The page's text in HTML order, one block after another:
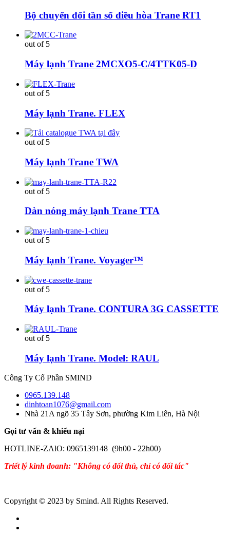
Bộ chuyển đổi tần số điều hòa Trane RT1
out of 5
Máy lạnh Trane 2MCXO5-C/4TTK05-D
out of 5
Máy lạnh Trane. FLEX
out of 5
Máy lạnh Trane TWA
out of 5
Dàn nóng máy lạnh Trane TTA
out of 5
Máy lạnh Trane. Voyager™
out of 5
Máy lạnh Trane. CONTURA 3G CASSETTE
out of 5
Máy lạnh Trane. Model: RAUL
Công Ty Cổ Phần SMIND
0965.139.148
dinhtoan1076@gmail.com
Nhà 21A ngõ 35 Tây Sơn, phường Kim Liên, Hà Nội
Gọi tư vấn & khiếu nại
HOTLINE-ZAlO: 0965139148 (9h00 - 22h00)
Triết lý kinh doanh: "Không có đối thủ, chỉ có đối tác"
Copyright © 2023 by Smind. All Rights Reserved.